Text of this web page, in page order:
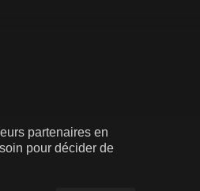
partenaires en
pour décider de